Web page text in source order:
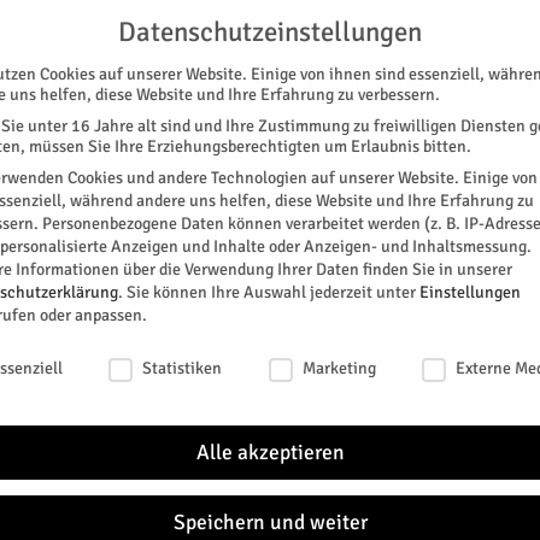
KONTAKT DATENSCHUTZ
SPEZIAL E-PAPER KINO GALERIE
Senioren
00
Datenschutzeinstellungen
Cookies auf unserer Website. Einige von ihnen sind essenziell,
uns helfen, diese Website und Ihre Erfahrung zu verbessern.
unter 16 Jahre alt sind und Ihre Zustimmung zu freiwilligen Diensten
müssen Sie Ihre Erziehungsberechtigten um Erlaubnis bitten.
Cookies und andere Technologien auf unserer Website. Einige
während andere uns helfen, diese Website und Ihre Erfahrung zu
Personenbezogene Daten können verarbeitet werden (z. B. IP-
Anzeigen und Inhalte oder Anzeigen- und Inhaltsmessung.
Informationen über die Verwendung Ihrer Daten finden Sie in unserer
. Sie können Ihre Auswahl jederzeit unter Einstellungen
oder anpassen.
Statistiken Marketing Externe
Alle akzeptieren
Speichern und weiter